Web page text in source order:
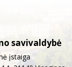
savivaldybė
įstaiga